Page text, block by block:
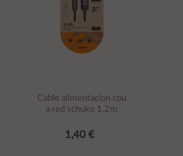
Cable alimentacion cpu
a red schuko 1.2m
1,40 €